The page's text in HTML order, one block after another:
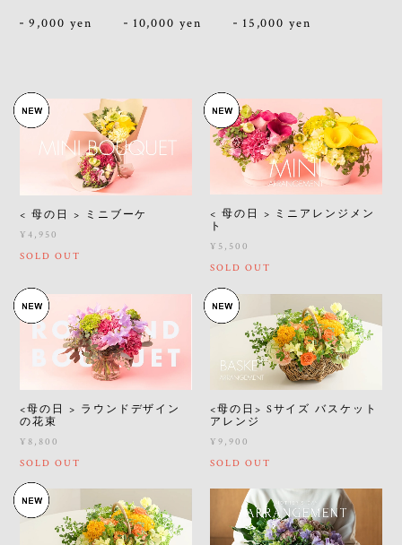
9,000 yen 10,000 yen 15,000 yen
< 母の日 > ミニブーケ
¥4,950
SOLD OUT
< 母の日 > ミニアレンジメン
ト
¥5,500
SOLD OUT
<母の日 > ラウンドデザイン
の花束
¥8,800
SOLD OUT
<母の日> Sサイズ バスケット
アレンジ
¥9,900
SOLD OUT